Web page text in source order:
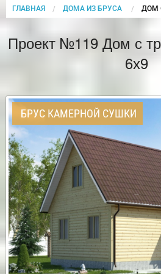
ГЛАВНАЯ ДОМА ИЗ БРУСА ДОМ
Проект №119 Дом с
6х9
БРУС КАМЕРНОЙ СУШКИ